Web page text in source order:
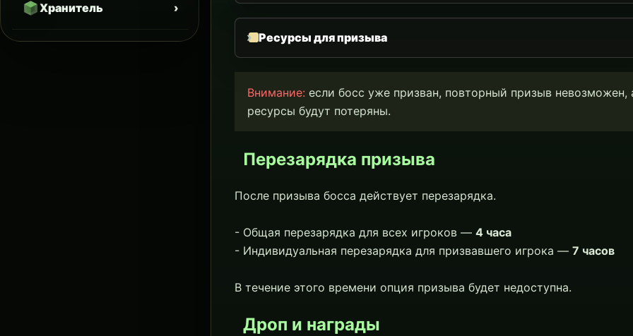
Хранитель
Ресурсы для призыва
Внимание:если босс уже призван, повторный призыв невозможен,
ресурсы будут потеряны.
Перезарядка призыва
После призыва босса действует перезарядка.
- Общая перезарядка для всех игроков — 4 часа
- Индивидуальная перезарядка для призвавшего игрока — 7 часов
В течение этого времени опция призыва будет недоступна.
Дроп и награды